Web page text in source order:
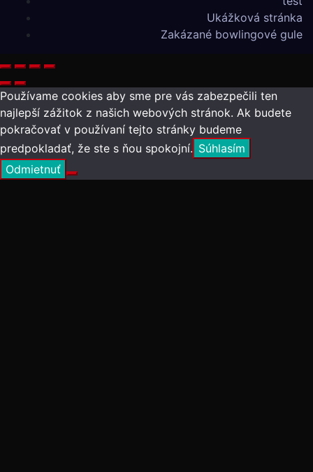
Ukážková stránka
Zakázané bowlingové gule
Používame cookies aby sme pre vás zabezpečili ten
najlepší zážitok z našich webových stránok. Ak budete
pokračovať v používaní tejto stránky budeme
predpokladať, že ste s ňou spokojní. Súhlasím
Odmietnuť